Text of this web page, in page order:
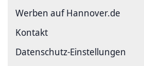
Werben auf Hannover.de
Kontakt
Datenschutz-Einstellungen